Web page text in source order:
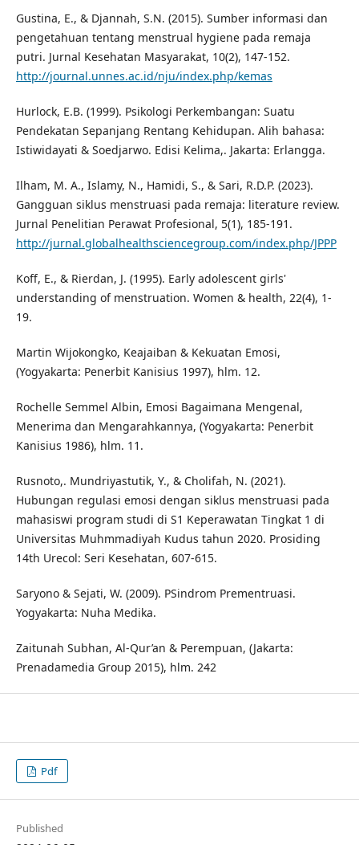
Gustina, E., & Djannah, S.N. (2015). Sumber informasi dan
pengetahuan tentang menstrual hygiene pada remaja
putri. Jurnal Kesehatan Masyarakat, 10(2), 147-152.
http://journal.unnes.ac.id/nju/index.php/kemas
Hurlock, E.B. (1999). Psikologi Perkembangan: Suatu
Pendekatan Sepanjang Rentang Kehidupan. Alih bahasa:
Istiwidayati & Soedjarwo. Edisi Kelima,. Jakarta: Erlangga.
Ilham, M. A., Islamy, N., Hamidi, S., & Sari, R.D.P. (2023).
Gangguan siklus menstruasi pada remaja: literature review.
Jurnal Penelitian Perawat Profesional, 5(1), 185-191.
http://jurnal.globalhealthsciencegroup.com/index.php/JPPP
Koff, E., & Rierdan, J. (1995). Early adolescent girls'
understanding of menstruation. Women & health, 22(4), 1-
19.
Martin Wijokongko, Keajaiban & Kekuatan Emosi,
(Yogyakarta: Penerbit Kanisius 1997), hlm. 12.
Rochelle Semmel Albin, Emosi Bagaimana Mengenal,
Menerima dan Mengarahkannya, (Yogyakarta: Penerbit
Kanisius 1986), hlm. 11.
Rusnoto,. Mundriyastutik, Y., & Cholifah, N. (2021).
Hubungan regulasi emosi dengan siklus menstruasi pada
mahasiswi program studi di S1 Keperawatan Tingkat 1 di
Universitas Muhmmadiyah Kudus tahun 2020. Prosiding
14th Urecol: Seri Kesehatan, 607-615.
Saryono & Sejati, W. (2009). PSindrom Prementruasi.
Yogyakarta: Nuha Medika.
Zaitunah Subhan, Al-Qur’an & Perempuan, (Jakarta:
Prenadamedia Group 2015), hlm. 242
Pdf
Published